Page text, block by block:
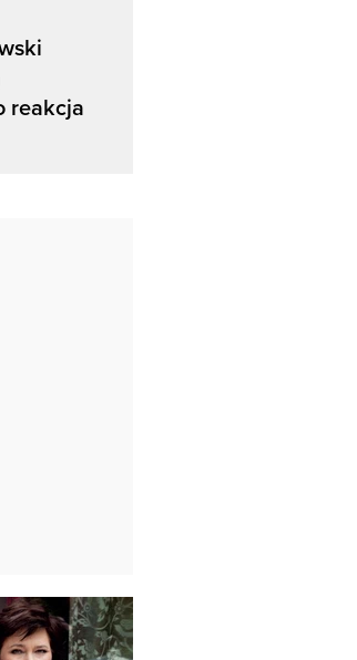
reakcja